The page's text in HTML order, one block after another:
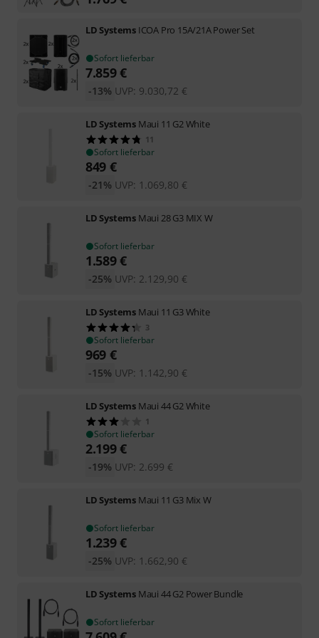
LD Systems ICOA Pro 15A/21A Power Set
Sofort lieferbar
7.859€
UVP: 9.030,72 €
-13%
LD Systems Maui 11 G2 White
11
Sofort lieferbar
849 €
UVP: 1.069,80 €
-21%
LD Systems Maui 28 G3 MIX W
Sofort lieferbar
1.589€
UVP: 2.129,90 €
-25%
LD Systems Maui 11 G3 White
3
Sofort lieferbar
969 €
UVP: 1.142,90 €
-15%
LD Systems Maui 44 G2 White
1
Sofort lieferbar
2.199€
UVP: 2.699 €
-19%
LD Systems Maui 11 G3 Mix W
Sofort lieferbar
1.239€
UVP: 1.662,90 €
-25%
LD Systems Maui 44 G2 Power Bundle
Sofort lieferbar